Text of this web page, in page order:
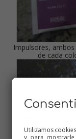
Impulsores,
de cada
Utilizamos
y para